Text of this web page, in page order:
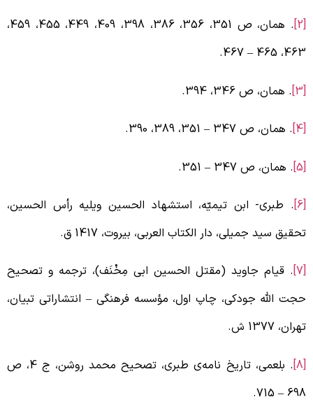
. همان، ص 351، 356، 386، 398، 409، 449، 455، 459،
465
–
. همان، ص 346، 394.
. همان، ص 347 –
. همان، ص 347 –
. طبری- ابن تیمیّه، استشهاد الحسین ویلیه رأس الحسین،
سید جمیلی، دار الکتاب العربی، بیروت، 1417 ق.
. قیام جاوید (مقتل الحسین ابی مِخْنَف)، ترجمه و تصحیح
الله جودکی، چاپ اول، مؤسسه فرهنگی– انتشاراتی تبیان،
1377 ش.
. بلعمی، تاریخ نامه‌ی طبری، تصحیح محمد روشن، ج 4، ص
–